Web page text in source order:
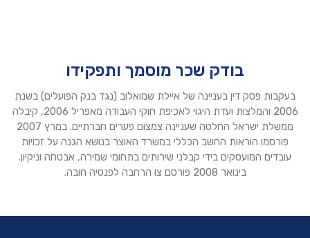
בודק שכר מוסמך ותפקידו
בעקבות פסק דין בעניינה של איילת שמואלוב (נגד בנק הפועלים) בשנת
2006 והמלצות ועדת היגוי לאכיפת חוקי העבודה מאפריל 2006, קיבלה
ממשלת ישראל החלטה שעניינה צמצום פערים חברתיים. במרץ 2007
פורסמו הוראות החשב הכללי במשרד האוצר בנושא הגנה על זכויות
עובדים המועסקים בידי קבלני שירותים בתחומי שמירה, אבטחה וניקיון.
בינואר 2008 פורסם צו הרחבה לפנסיה חובה.